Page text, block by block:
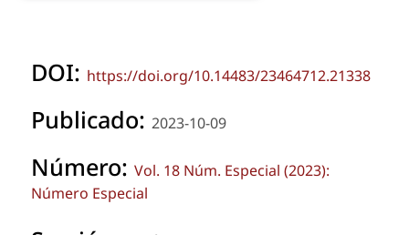
DOI: https://doi.org/10.14483/23464712.21338
Publicado: 2023-10-09
Número: Vol. 18 Núm. Especial (2023):
Número Especial